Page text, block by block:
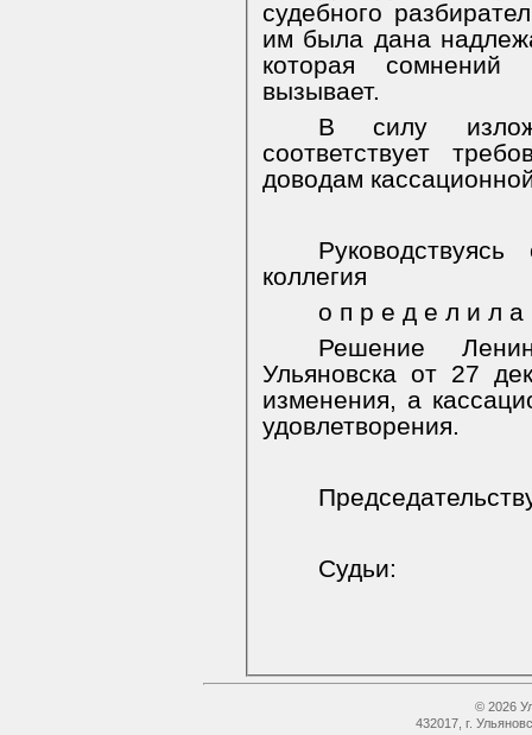
судебного
им была дана
которая
вызывает.
В силу
соответствует
доводам
коллегия
о п р е д е л и л а
Решение
Ульяновска от 27
изменения, а
удовлетворения.
Судьи:
© 2026
432017, г.